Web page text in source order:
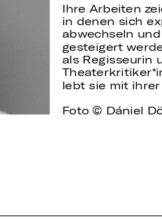
Ihre Arbeiten
in denen sich
abwechseln
gesteigert
als Regisseurin
lebt sie mit
Foto © Dániel